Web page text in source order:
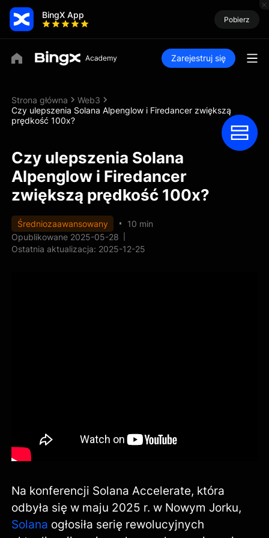
BingX App Pobierz
Zarejestruj się
Strona główna
Web3
Czy ulepszenia Solana Alpenglow i Firedancer zwiększą
prędkość 100x?
Czy ulepszenia Solana
Alpenglow i Firedancer
zwiększą prędkość 100x?
Średniozaawansowany
10 min
Opublikowane 2025-05-28
Ostatnia aktualizacja: 2025-12-25
Na konferencji Solana Accelerate, która
odbyła się w maju 2025 r. w Nowym Jorku,
Solana ogłosiła serię rewolucyjnych